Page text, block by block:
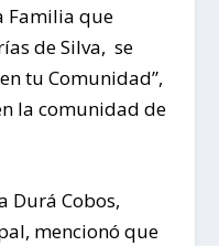
Familia que
de Silva, se
tu Comunidad”,
la comunidad de
Durá Cobos,
mencionó que